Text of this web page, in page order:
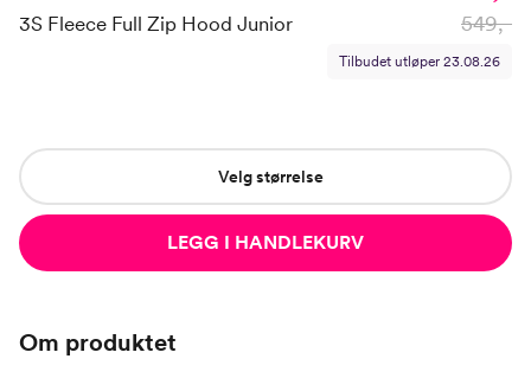
3S Fleece Full Zip Hood Junior 549,-
Tilbudet utløper 23.08.26
Velg størrelse
LEGG I HANDLEKURV
Om produktet